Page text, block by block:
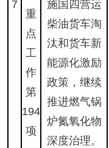
7
重
点
工
作
第
194
项
施国四营运
柴油货车淘
汰和货车新
能源化激励
政策，继续
推进燃气锅
炉氮氧化物
深度治理。